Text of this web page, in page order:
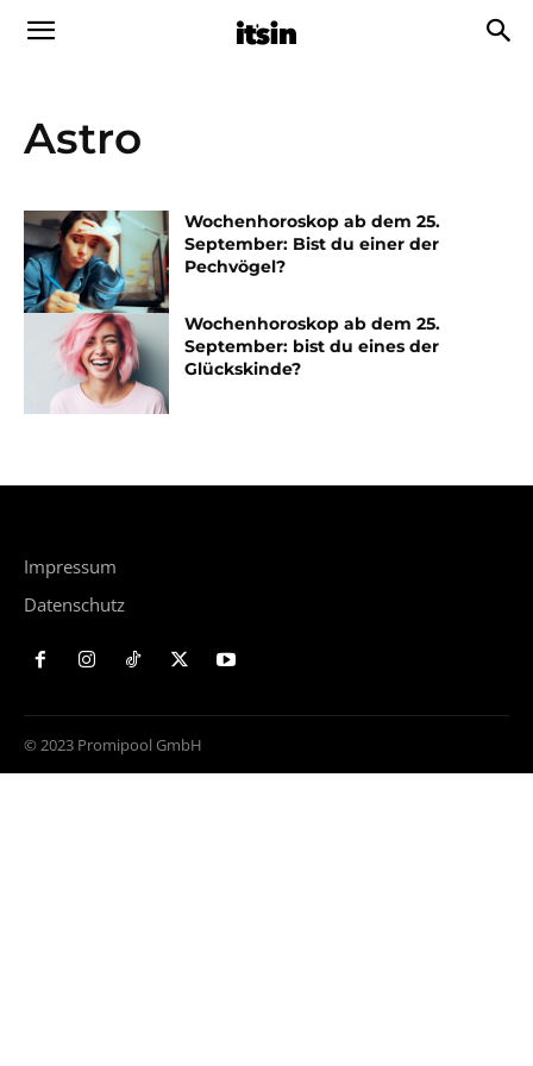
Astro
Wochenhoroskop ab dem 25.
September: Bist du einer der
Pechvögel?
Wochenhoroskop ab dem 25.
September: bist du eines der
Glückskinde?
Impressum
Datenschutz
© 2023 Promipool GmbH